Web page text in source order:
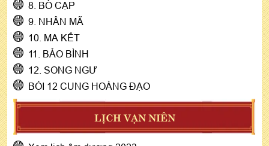
8. BÒ CẠP
9. NHÂN MÃ
10. MA KẾT
11. BẢO BÌNH
12. SONG NGƯ
BÓI 12 CUNG HOÀNG ĐẠO
LỊCH VẠN NIÊN